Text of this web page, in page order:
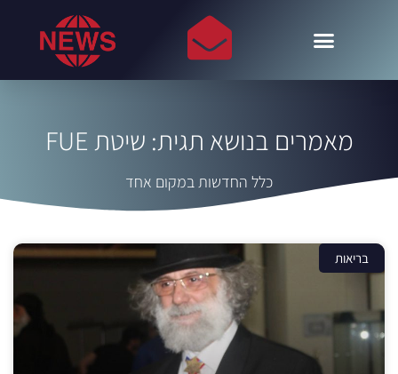
מאמרים בנושא תגית: שיטת FUE
כלל החדשות במקום אחד
בריאות